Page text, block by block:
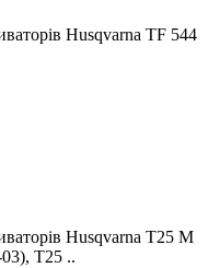
Husqvarna TF 544
Husqvarna T25 M
T25 ..